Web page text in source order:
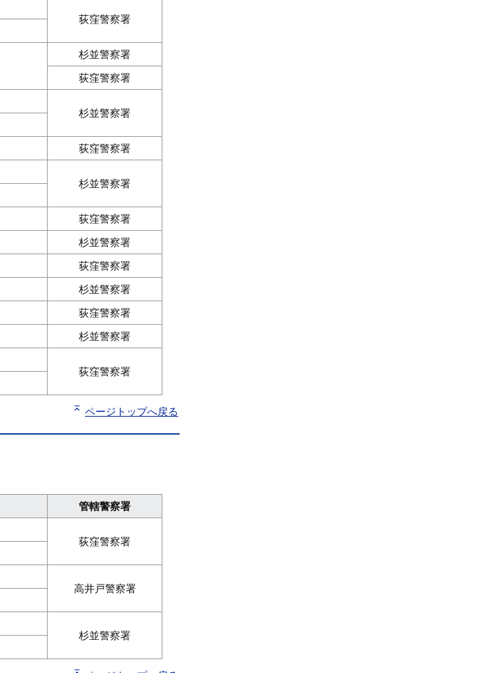
荻窪警察署
杉並警察署
荻窪警察署
杉並警察署
荻窪警察署
杉並警察署
荻窪警察署
杉並警察署
荻窪警察署
杉並警察署
荻窪警察署
杉並警察署
荻窪警察署
ページトップへ戻る
管轄警察署
荻窪警察署
高井戸警察署
杉並警察署